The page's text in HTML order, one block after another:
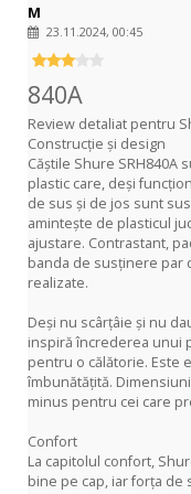
M
23.11.2024, 00:45
840A
Review detaliat pentru
Construcție și design
Căștile Shure
plastic care, deși
de sus și de jos sunt
amintește de plasticul
ajustare. Contrastant,
banda de susținere par
realizate.
Deși nu scârțâie și nu
inspiră încrederea unui
pentru o călătorie. Este
îmbunătățită.
minus pentru cei care
Confort
La capitolul confort,
bine pe cap, iar forța